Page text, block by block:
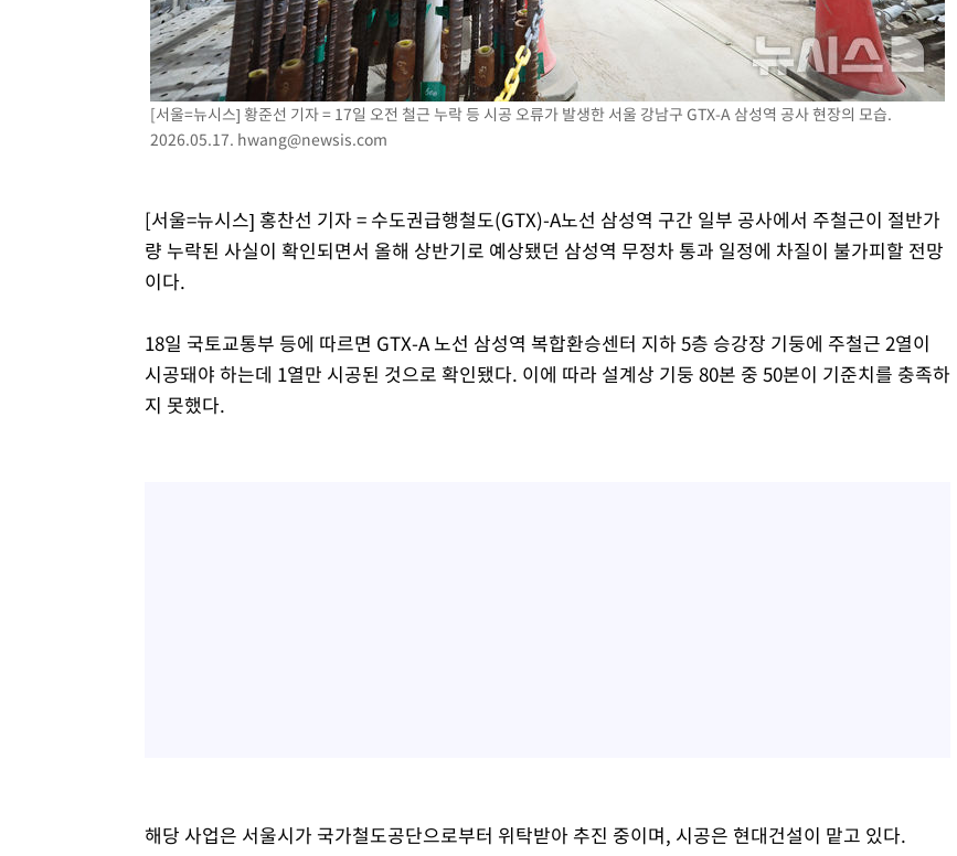
[서울=뉴시스] 황준선 기자 = 17일 오전 철근 누락 등 시공 오류가 발생한 서울 강남구 GTX-A 삼성역 공사 현장의 모습.
2026.05.17. hwang@newsis.com
[서울=뉴시스] 홍찬선 기자 = 수도권급행철도(GTX)-A노선 삼성역 구간 일부 공사에서 주철근이 절반가
량 누락된 사실이 확인되면서 올해 상반기로 예상됐던 삼성역 무정차 통과 일정에 차질이 불가피할 전망
이다.
18일 국토교통부 등에 따르면 GTX-A 노선 삼성역 복합환승센터 지하 5층 승강장 기둥에 주철근 2열이
시공돼야 하는데 1열만 시공된 것으로 확인됐다. 이에 따라 설계상 기둥 80본 중 50본이 기준치를 충족하
지 못했다.
해당 사업은 서울시가 국가철도공단으로부터 위탁받아 추진 중이며, 시공은 현대건설이 맡고 있다.